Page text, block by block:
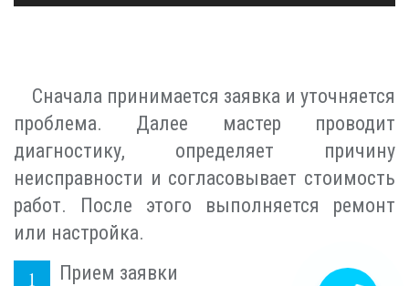
Сначала принимается заявка и уточняется
проблема. Далее мастер проводит
диагностику, определяет причину
неисправности и согласовывает стоимость
работ. После этого выполняется ремонт
или настройка.
Прием заявки